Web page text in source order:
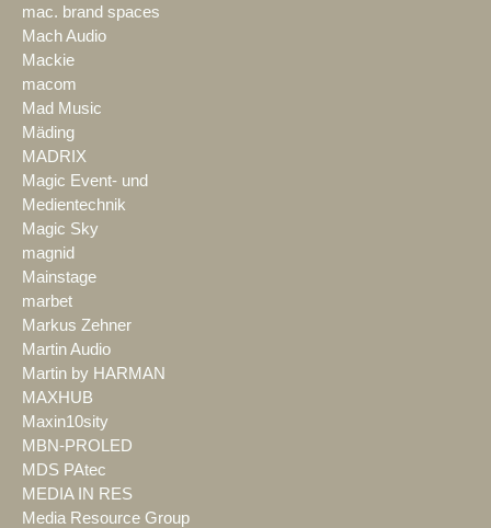
mac. brand spaces
Mach Audio
Mackie
macom
Mad Music
Mäding
MADRIX
Magic Event- und
Medientechnik
Magic Sky
magnid
Mainstage
marbet
Markus Zehner
Martin Audio
Martin by HARMAN
MAXHUB
Maxin10sity
MBN-PROLED
MDS PAtec
MEDIA IN RES
Media Resource Group